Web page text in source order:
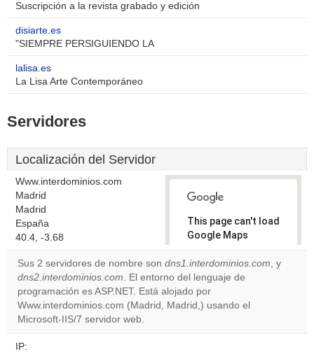
Suscripción a la revista grabado y edición
disiarte.es
"SIEMPRE PERSIGUIENDO LA
lalisa.es
La Lisa Arte Contemporáneo
Servidores
Localización del Servidor
Www.interdominios.com
Madrid
Madrid
España
40.4, -3.68
This page can't load
Google Maps
correctly.
Do you
own this
website?
Sus 2 servidores de nombre son dns1.interdominios.com, y
dns2.interdominios.com. El entorno del lenguaje de
programación es ASP.NET. Está alojado por
Www.interdominios.com (Madrid, Madrid,) usando el
Microsoft-IIS/7 servidor web.
IP: